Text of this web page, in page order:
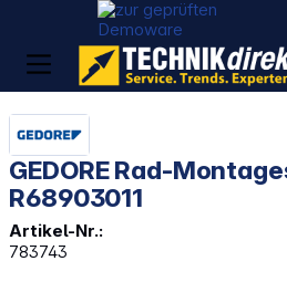
GEDORE Rad-
R68903011
Artikel-Nr.:
783743